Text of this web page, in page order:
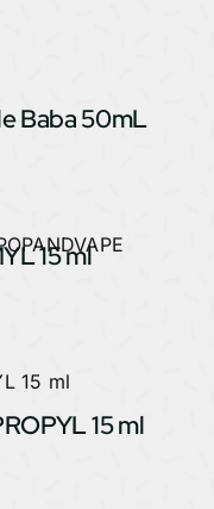
Baba 50mL
15 ml
15 ml